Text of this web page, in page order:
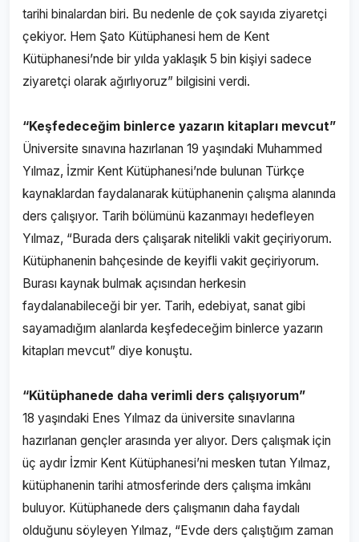
tarihi binalardan biri. Bu nedenle de çok sayıda ziyaretçi
çekiyor. Hem Şato Kütüphanesi hem de Kent
Kütüphanesi’nde bir yılda yaklaşık 5 bin kişiyi sadece
ziyaretçi olarak ağırlıyoruz” bilgisini verdi.
“Keşfedeceğim binlerce yazarın kitapları mevcut”
Üniversite sınavına hazırlanan 19 yaşındaki Muhammed
Yılmaz, İzmir Kent Kütüphanesi’nde bulunan Türkçe
kaynaklardan faydalanarak kütüphanenin çalışma alanında
ders çalışıyor. Tarih bölümünü kazanmayı hedefleyen
Yılmaz, “Burada ders çalışarak nitelikli vakit geçiriyorum.
Kütüphanenin bahçesinde de keyifli vakit geçiriyorum.
Burası kaynak bulmak açısından herkesin
faydalanabileceği bir yer. Tarih, edebiyat, sanat gibi
sayamadığım alanlarda keşfedeceğim binlerce yazarın
kitapları mevcut” diye konuştu.
“Kütüphanede daha verimli ders çalışıyorum”
18 yaşındaki Enes Yılmaz da üniversite sınavlarına
hazırlanan gençler arasında yer alıyor. Ders çalışmak için
üç aydır İzmir Kent Kütüphanesi’ni mesken tutan Yılmaz,
kütüphanenin tarihi atmosferinde ders çalışma imkânı
buluyor. Kütüphanede ders çalışmanın daha faydalı
olduğunu söyleyen Yılmaz, “Evde ders çalıştığım zaman